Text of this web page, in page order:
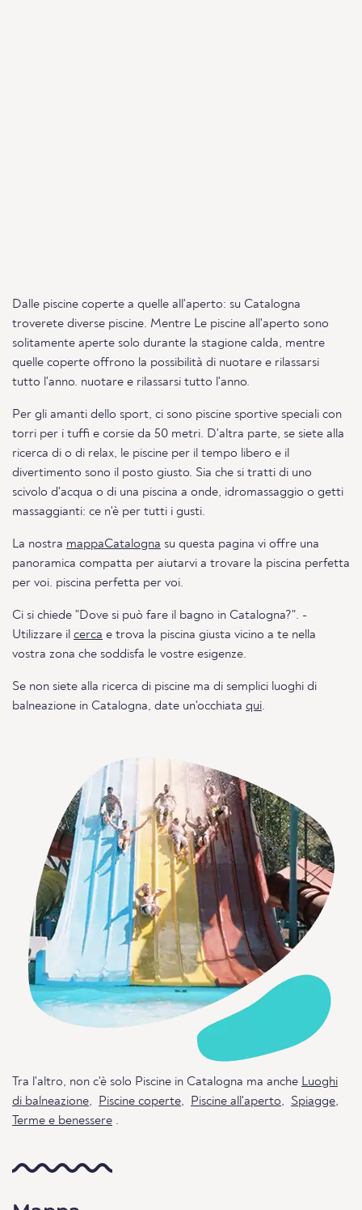
Dalle piscine coperte a quelle all'aperto: su Catalogna
troverete diverse piscine. Mentre Le piscine all'aperto sono
solitamente aperte solo durante la stagione calda, mentre
quelle coperte offrono la possibilità di nuotare e rilassarsi
tutto l'anno. nuotare e rilassarsi tutto l'anno.
Per gli amanti dello sport, ci sono piscine sportive speciali con
torri per i tuffi e corsie da 50 metri. D'altra parte, se siete alla
ricerca di o di relax, le piscine per il tempo libero e il
divertimento sono il posto giusto. Sia che si tratti di uno
scivolo d'acqua o di una piscina a onde, idromassaggio o getti
massaggianti: ce n'è per tutti i gusti.
La nostra mappaCatalogna su questa pagina vi offre una
panoramica compatta per aiutarvi a trovare la piscina perfetta
per voi. piscina perfetta per voi.
Ci si chiede "Dove si può fare il bagno in Catalogna?". -
Utilizzare il cerca e trova la piscina giusta vicino a te nella
vostra zona che soddisfa le vostre esigenze.
Se non siete alla ricerca di piscine ma di semplici luoghi di
balneazione in Catalogna, date un'occhiata qui.
Tra l'altro, non c'è solo Piscine in Catalogna ma anche Luoghi
di balneazione, Piscine coperte, Piscine all'aperto, Spiagge,
Terme e benessere .